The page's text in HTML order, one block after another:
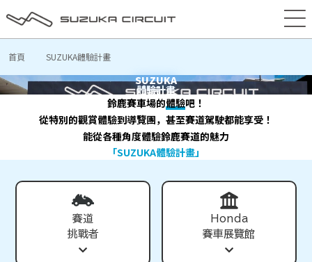
首頁 SUZUKA體驗計畫
SUZUKA
體驗計畫
鈴鹿賽車場的體驗吧！
從特別的觀賞體驗到導覽團， 甚至賽道駕駛都能享受！
能從各種角度體驗鈴鹿賽道的魅力
「SUZUKA體驗計畫」
賽道
挑戰者
Honda
賽車展覽館